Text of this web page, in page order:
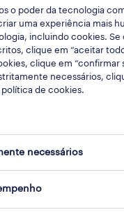
agosto 2026
O nosso cliente é
o poder da tecnologia
uma experiência mais
incluindo cookies.
clique em “aceitar
clique em “confirmar
necessários,
política de cookies.
necessários